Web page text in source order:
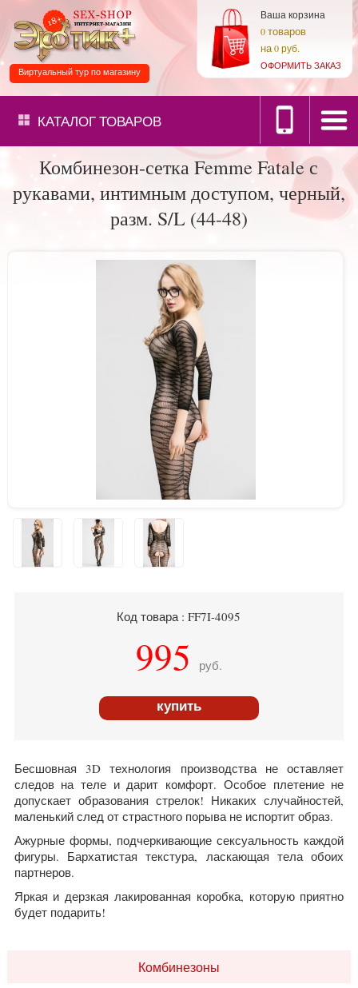
Ваша корзина
0товаров
на0 руб.
ОФОРМИТЬ ЗАКАЗ
Виртуальный тур по магазину
КАТАЛОГТОВАРОВ
Комбинезон-сетка Femme Fatale с
рукавами, интимным доступом, черный,
разм. S/L (44-48)
Код товара : FF7I-4095
995 руб.
купить
Бесшовная 3D технология производства не оставляет
следов на теле и дарит комфорт. Особое плетение не
допускает образования стрелок! Никаких случайностей,
маленький след от страстного порыва не испортит образ.
Ажурные формы, подчеркивающие сексуальность каждой
фигуры. Бархатистая текстура, ласкающая тела обоих
партнеров.
Яркая и дерзкая лакированная коробка, которую приятно
будет подарить!
Комбинезоны